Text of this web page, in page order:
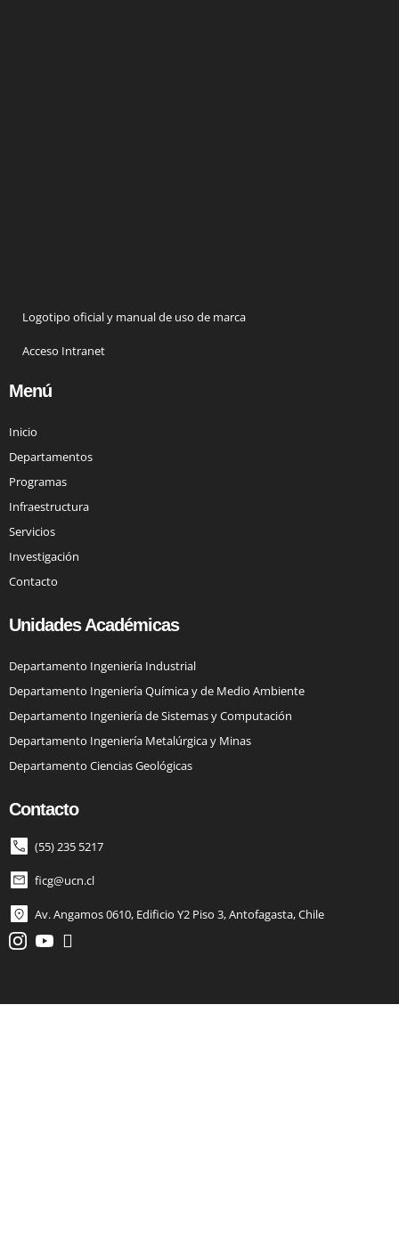
Logotipo oficial y manual de uso de marca
Acceso Intranet
Menú
Inicio
Departamentos
Programas
Infraestructura
Servicios
Investigación
Contacto
Unidades Académicas
Departamento Ingeniería Industrial
Departamento Ingeniería Química y de Medio Ambiente
Departamento Ingeniería de Sistemas y Computación
Departamento Ingeniería Metalúrgica y Minas
Departamento Ciencias Geológicas
Contacto
(55) 235 5217
ficg@ucn.cl
Av. Angamos 0610, Edificio Y2 Piso 3, Antofagasta, Chile